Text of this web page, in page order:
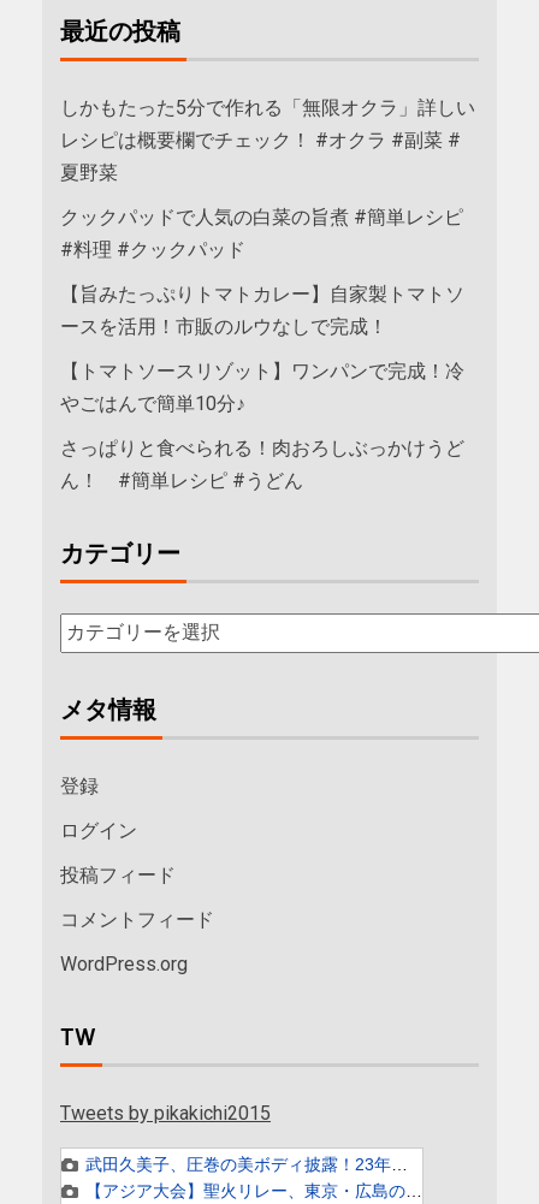
最近の投稿
しかもたった5分で作れる「無限オクラ」詳しい
レシピは概要欄でチェック！ #オクラ #副菜 #
夏野菜
クックパッドで人気の白菜の旨煮 #簡単レシピ
#料理 #クックパッド
【旨みたっぷりトマトカレー】自家製トマトソ
ースを活用！市販のルウなしで完成！
【トマトソースリゾット】ワンパンで完成！冷
やごはんで簡単10分♪
さっぱりと食べられる！肉おろしぶっかけうど
ん！ #簡単レシピ #うどん
カテゴリー
メタ情報
登録
ログイン
投稿フィード
コメントフィード
WordPress.org
TW
Tweets by pikakichi2015